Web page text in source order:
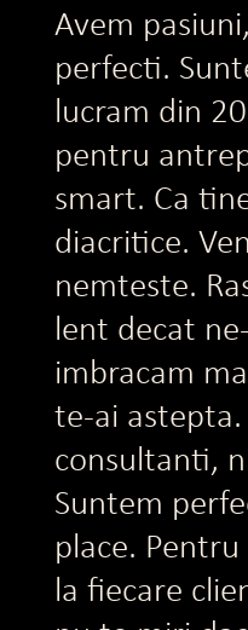
Avem
perfecti.
lucram din
pentru
smart. Ca
diacritice.
nemteste.
lent decat
imbracam
te-ai
consultanti,
Suntem
place.
la fiecare